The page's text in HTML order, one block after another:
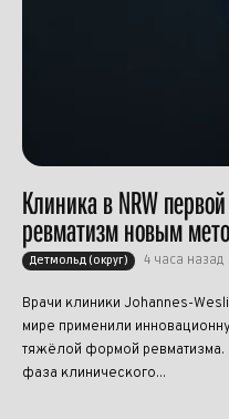
Клиника в NRW
ревматизм новым
Детмольд (округ) 4 часа назад
Врачи клиники Johannes-
мире применили
тяжёлой формой ревматизма.
фаза клинического...